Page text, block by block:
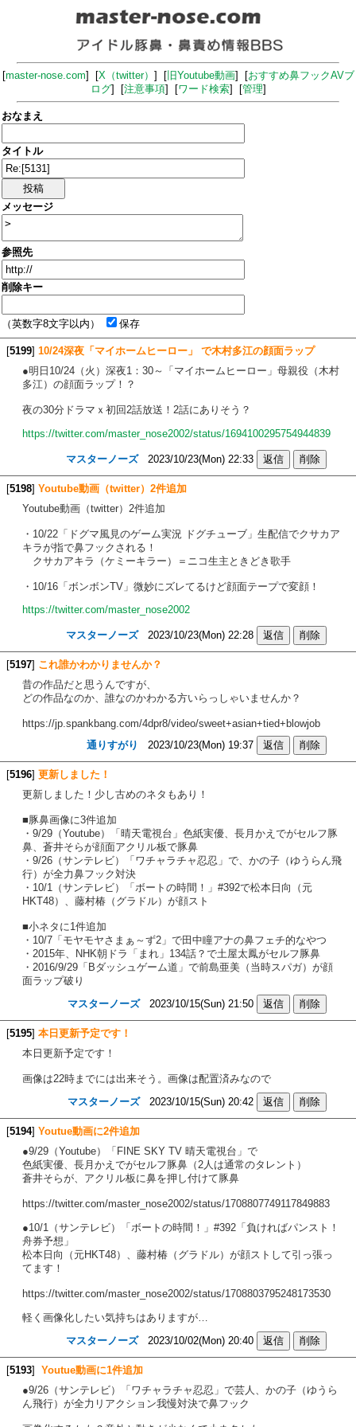
[master-nose.com] [X（twitter） ] [旧Youtube動画] [おすすめ鼻フックAVブ
ログ] [注意事項] [ワード検索] [管理]
おなまえ
タイトル
メッセージ
参照先
削除キー
（英数字8文字以内） 保存
[5199] 10/24深夜「マイホームヒーロー」 で木村多江の顔面ラップ
●明日10/24（火）深夜1：30～「マイホームヒーロー」母親役（木村
多江）の顔面ラップ！？
夜の30分ドラマｘ初回2話放送！2話にありそう？
https://twitter.com/master_nose2002/status/1694100295754944839
マスターノーズ2023/10/23(Mon) 22:33
[5198] Youtube動画（twitter）2件追加
Youtube動画（twitter）2件追加
・10/22「ドグマ風見のゲーム実況 ドグチューブ」生配信でクサカア
キラが指で鼻フックされる！
クサカアキラ（ケミーキラー）＝ニコ生主ときどき歌手
・10/16「ボンボンTV」微妙にズレてるけど顔面テープで変顔！
https://twitter.com/master_nose2002
マスターノーズ2023/10/23(Mon) 22:28
[5197] これ誰かわかりませんか？
昔の作品だと思うんですが、
どの作品なのか、誰なのかわかる方いらっしゃいませんか？
https://jp.spankbang.com/4dpr8/video/sweet+asian+tied+blowjob
通りすがり
2023/10/23(Mon) 19:37
[5196] 更新しました！
更新しました！少し古めのネタもあり！
■豚鼻画像に3件追加
・9/29（Youtube）「晴天電視台」色紙実優、長月かえでがセルフ豚
鼻、蒼井そらが顔面アクリル板で豚鼻
・9/26（サンテレビ）「ワチャラチャ忍忍」で、かの子（ゆうらん飛
行）が全力鼻フック対決
・10/1（サンテレビ）「ボートの時間！」#392で松本日向（元
HKT48）、藤村椿（グラドル）が顔スト
■小ネタに1件追加
・10/7「モヤモヤさまぁ～ず2」で田中瞳アナの鼻フェチ的なやつ
・2015年、NHK朝ドラ「まれ」134話？で土屋太鳳がセルフ豚鼻
・2016/9/29「Bダッシュゲーム道」で前島亜美（当時スパガ）が顔
面ラップ破り
マスターノーズ2023/10/15(Sun) 21:50
[5195] 本日更新予定です！
本日更新予定です！
画像は22時までには出来そう。画像は配置済みなので
マスターノーズ2023/10/15(Sun) 20:42
[5194] Youtue動画に2件追加
●9/29（Youtube）「FINE SKY TV 晴天電視台」で
色紙実優、長月かえでがセルフ豚鼻（2人は通常のタレント）
蒼井そらが、アクリル板に鼻を押し付けて豚鼻
https://twitter.com/master_nose2002/status/1708807749117849883
●10/1（サンテレビ）「ボートの時間！」#392「負ければパンスト！
舟券予想」
松本日向（元HKT48）、藤村椿（グラドル）が顔ストして引っ張っ
てます！
https://twitter.com/master_nose2002/status/1708803795248173530
軽く画像化したい気持ちはありますが…
マスターノーズ2023/10/02(Mon) 20:40
[5193]
Youtue動画に1件追加
●9/26（サンテレビ）「ワチャラチャ忍忍」で芸人、かの子（ゆうら
ん飛行）が全力リアクション我慢対決で鼻フック